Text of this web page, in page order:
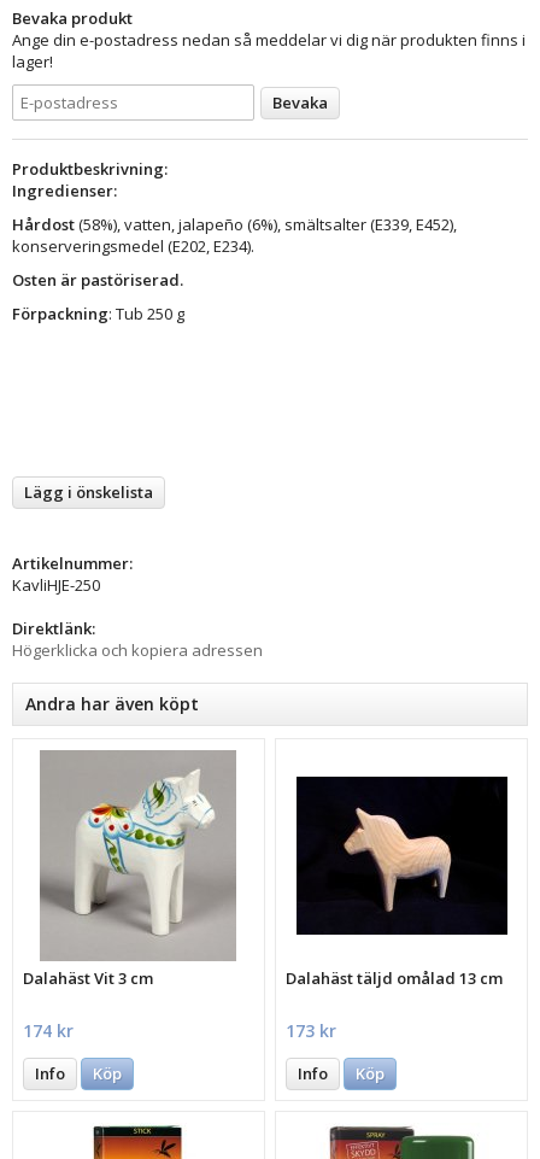
Bevaka produkt
Ange din e-postadress nedan så meddelar vi dig när produkten finns i
lager!
Bevaka
Produktbeskrivning:
Ingredienser:
Hårdost(58%), vatten, jalapeño (6%), smältsalter (E339, E452),
konserveringsmedel (E202, E234).
Osten är pastöriserad.
Förpackning: Tub 250 g
Lägg i önskelista
Artikelnummer:
KavliHJE-250
Direktlänk:
Högerklicka och kopiera adressen
Andra har även köpt
Dalahäst Vit 3 cm
174 kr
Info Köp
Dalahäst täljd omålad 13 cm
173 kr
Info Köp